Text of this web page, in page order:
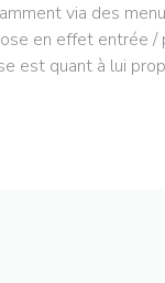
via des
en effet entrée /
est quant à lui